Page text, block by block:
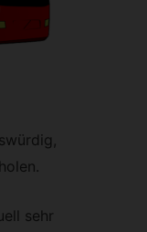
sehr